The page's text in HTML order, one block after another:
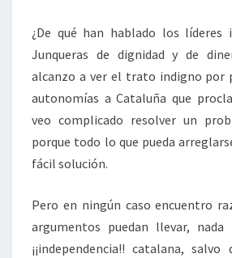
¿De qué han hablado los líderes
Junqueras de dignidad y de
alcanzo a ver el trato indigno por
autonomías a Cataluña que
veo complicado resolver un
porque todo lo que pueda
fácil solución.
Pero en ningún caso encuentro
argumentos puedan llevar,
¡¡independencia!! catalana,